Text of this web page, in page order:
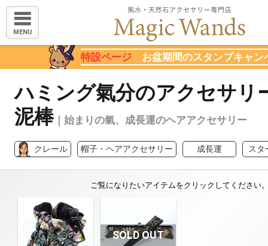
MENU
特設ページ お盆期間のスタンプキャン
ハミング氣分のアクセサリ
泥棒｜始まりの氣、成長運のヘアアクセサリー
クレール 帽子・ヘアアクセサリー 成長運 スタ